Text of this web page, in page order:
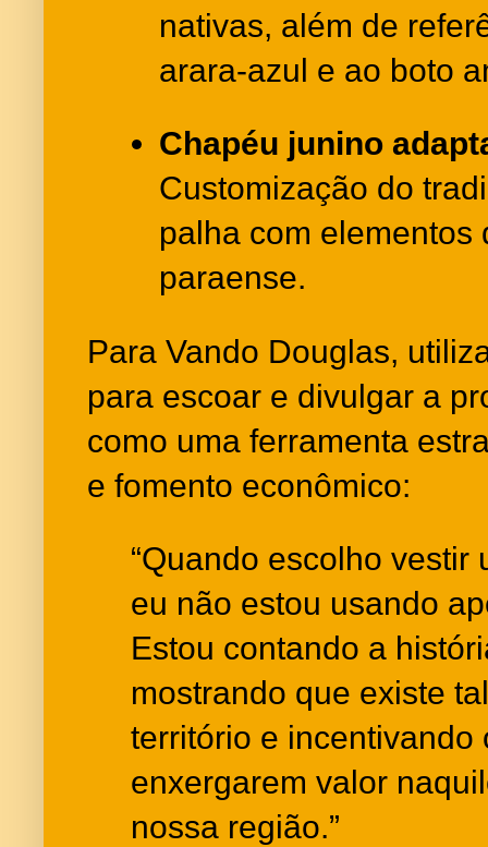
nativas, além de
arara-azul e ao boto
Chapéu junino
Customização do
palha com elementos
paraense.
Para Vando Douglas,
para escoar e divulgar a
como uma ferramenta
e fomento econômico:
“Quando escolho vestir
eu não estou usando
Estou contando a
mostrando que existe
território e incentivando
enxergarem valor
nossa região.”